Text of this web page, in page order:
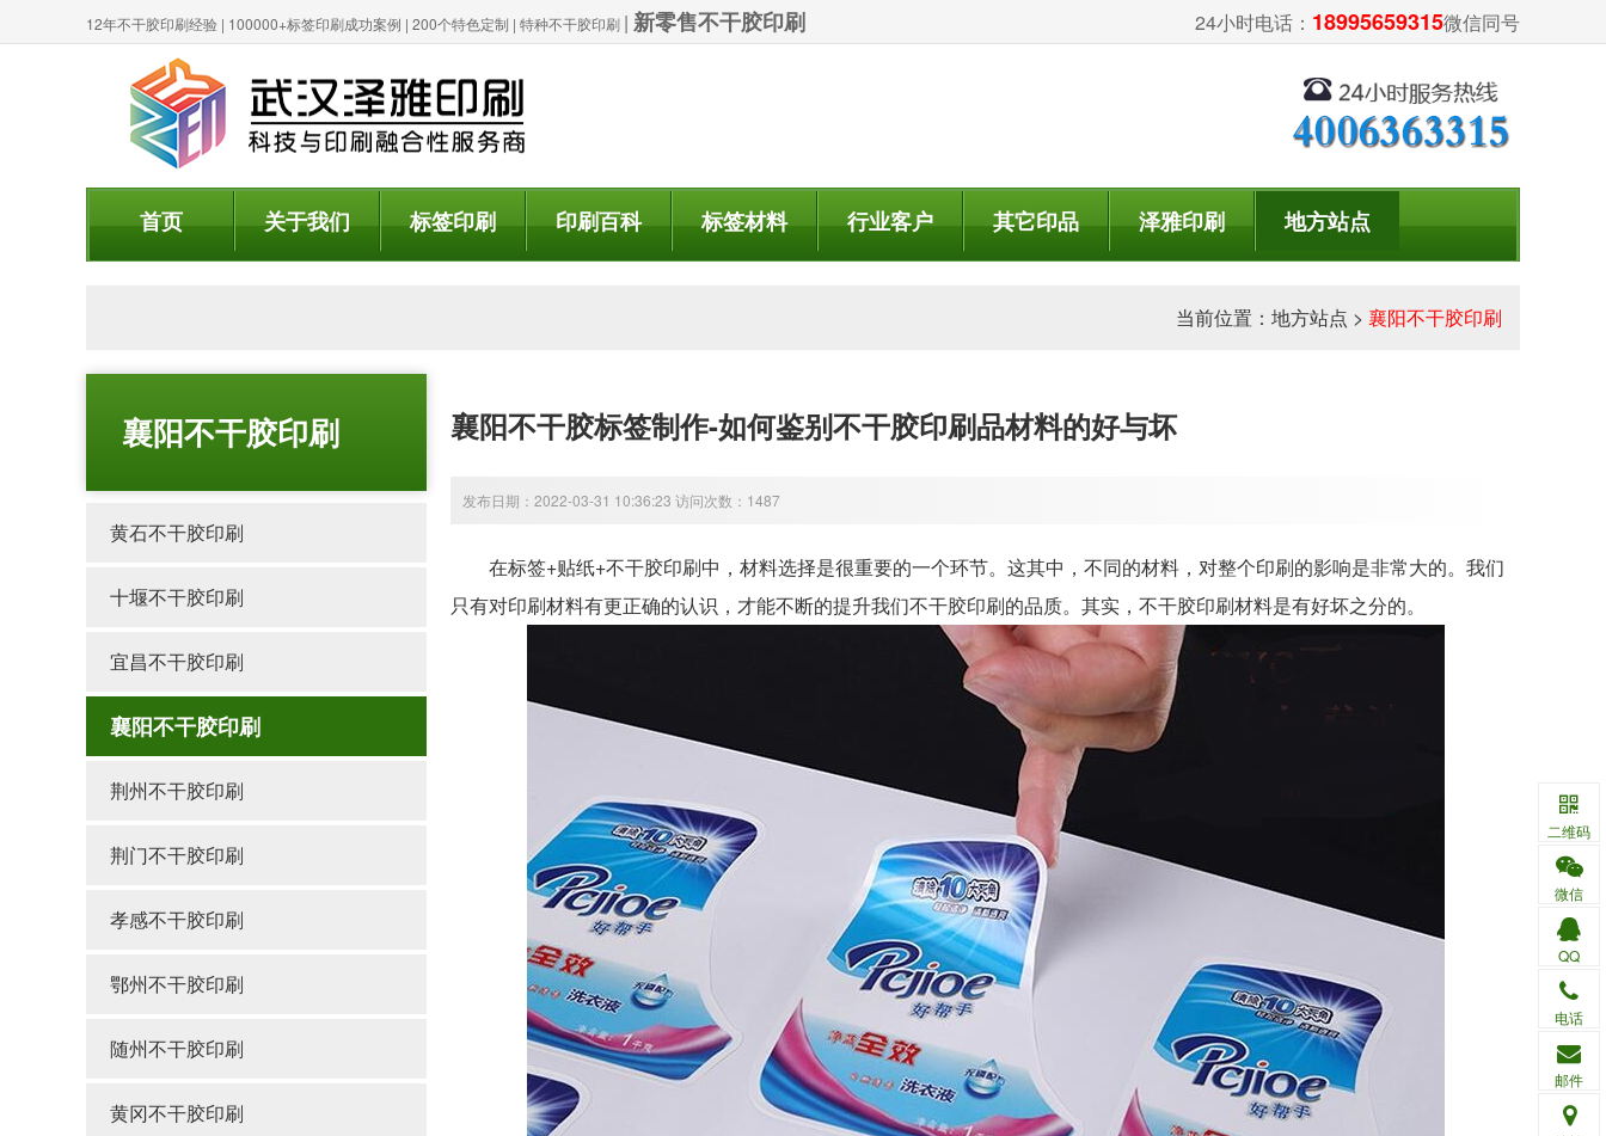
12年不干胶印刷经验 | 100000+标签印刷成功案例 | 200个特色定制 | 特种不干胶印刷 | 新零售不干胶印刷 24小时电话： 18995659315微信同号
首页 关于我们 标签印刷 印刷百科 标签材料 行业客户 其它印品 泽雅印刷 地方站点
当前位置： 地方站点 > 襄阳不干胶印刷
襄阳不干胶印刷
黄石不干胶印刷
十堰不干胶印刷
宜昌不干胶印刷
襄阳不干胶印刷
荆州不干胶印刷
荆门不干胶印刷
孝感不干胶印刷
鄂州不干胶印刷
随州不干胶印刷
黄冈不干胶印刷
襄阳不干胶标签制作-如何鉴别不干胶印刷品材料的好与坏
发布日期：2022-03-31 10:36:23 访问次数：1487
在标签+贴纸+不干胶印刷中，材料选择是很重要的一个环节。这其中，不同的材料，对整个印刷的影响是非常大的。我们
只有对印刷材料有更正确的认识，才能不断的提升我们不干胶印刷的品质。其实，不干胶印刷材料是有好坏之分的。
二维码
微信
QQ
电话
邮件